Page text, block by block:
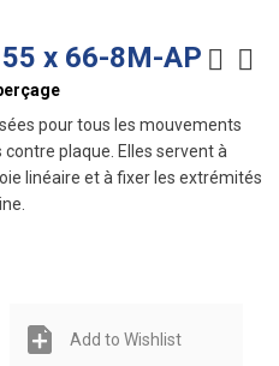
x 66-8M-AP
pour tous les mouvements
plaque. Elles servent à
linéaire et à fixer les extrémités
Add to Wishlist